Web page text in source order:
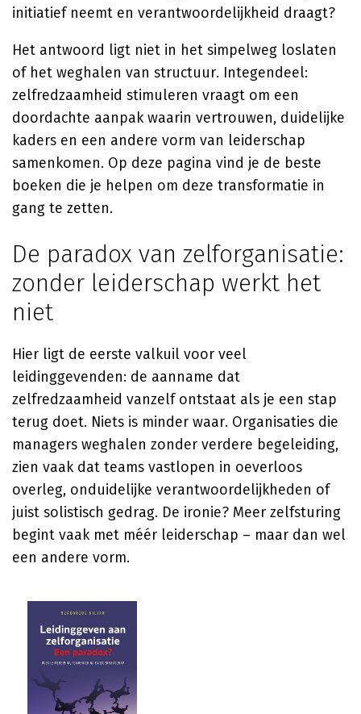
initiatief neemt en verantwoordelijkheid draagt?
Het antwoord ligt niet in het simpelweg loslaten
of het weghalen van structuur. Integendeel:
zelfredzaamheid stimuleren vraagt om een
doordachte aanpak waarin vertrouwen, duidelijke
kaders en een andere vorm van leiderschap
samenkomen. Op deze pagina vind je de beste
boeken die je helpen om deze transformatie in
gang te zetten.
De paradox van zelforganisatie:
zonder leiderschap werkt het
niet
Hier ligt de eerste valkuil voor veel
leidinggevenden: de aanname dat
zelfredzaamheid vanzelf ontstaat als je een stap
terug doet. Niets is minder waar. Organisaties die
managers weghalen zonder verdere begeleiding,
zien vaak dat teams vastlopen in oeverloos
overleg, onduidelijke verantwoordelijkheden of
juist solistisch gedrag. De ironie? Meer zelfsturing
begint vaak met méér leiderschap – maar dan wel
een andere vorm.